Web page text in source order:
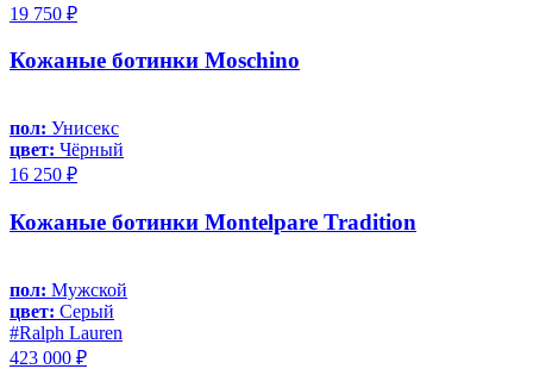
19 750 ₽
Кожаные ботинки Moschino
пол: Унисекс
цвет: Чёрный
16 250 ₽
Кожаные ботинки Montelpare Tradition
пол: Мужской
цвет: Серый
#Ralph Lauren
423 000 ₽